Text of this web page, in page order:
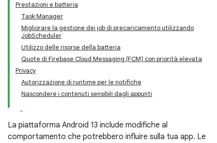
Prestazioni e batteria
Task Manager
Migliorare la gestione dei job di precaricamento utilizzando
JobScheduler
Utilizzo delle risorse della batteria
Quote di Firebase Cloud Messaging (FCM) con priorità elevata
Privacy
Autorizzazione di runtime per le notifiche
Nascondere i contenuti sensibili dagli appunti
La piattaforma Android 13 include modifiche al
comportamento che potrebbero influire sulla tua app. Le